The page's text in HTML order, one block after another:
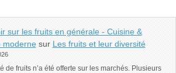
sur les fruits en générale - Cuisine &
modernesur Les fruits et leur diversité
de fruits n’a été offerte sur les marchés. Plusieurs